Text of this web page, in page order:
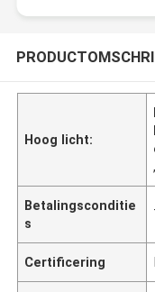
Hoog licht:
,
Betalingsconditie
s
Certificering